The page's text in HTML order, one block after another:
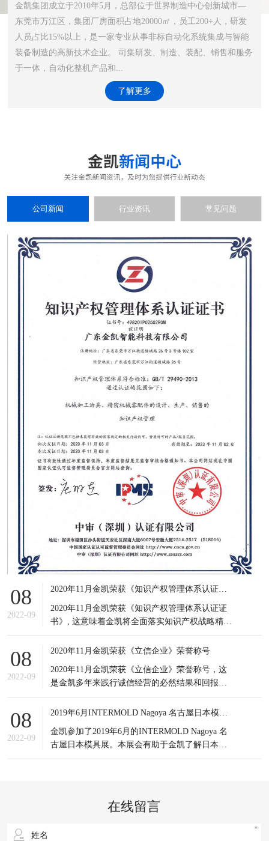
金凯集团成立于2010年5月，总部位于世界制造中心创新城市—
东莞市万江区，集团厂房面积占地20000㎡，员工200+人，研发
人员占比15%以上，是一家专业从事非标自动化系统集成与智能
装备制造的高新技术企业。 司集研发、制造、装配、销售和服务
于一体，自动化整机产品和...
了解更多
公司新闻 行业资讯 常见问题
08
2022-09
2020年11月金凯荣获《知识产权管理体系认证证书》
2020年11月金凯荣获《知识产权管理体系认证证
书》, 这意味着金凯将全面落实知识产权战略精
神，积极应对知识产权竞争态势，有效提高知识
产权对企业经营发展的贡献水平。
08
2022-09
2020年11月金凯荣获《立信企业》荣誉称号
2020年11月金凯荣获《立信企业》荣誉称号，这
是金凯多年来践行诚信经营的必然结果和回报，
更是金凯所有员工的共同荣耀，可谓实至名归。
信誉是企业之基，生存之本，是企业最宝贵的无
08
2022-09
2019年6月INTERMOLD Nagoya 名古屋日本模具展
金凯参加了2019年6月的INTERMOLD Nagoya 名
古屋日本模具展。本展会有助于金凯了解日本当
前新的市场发展情况以及设备制造商的产品更新
研发等方面的综合实力。
在线留言